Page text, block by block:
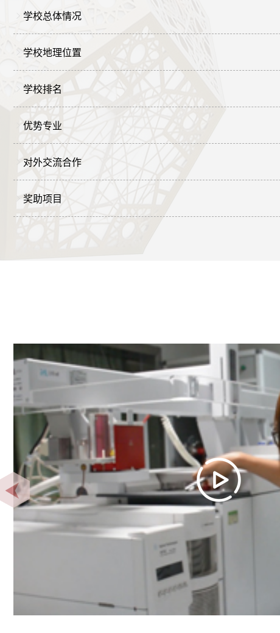
学校总体情况
学校地理位置
学校排名
优势专业
对外交流合作
奖助项目